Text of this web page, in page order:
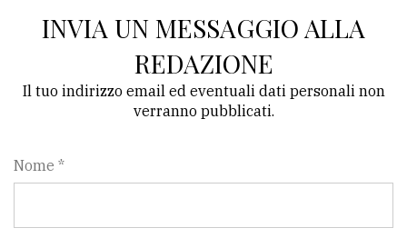
INVIA UN MESSAGGIO ALLA
REDAZIONE
Il tuo indirizzo email ed eventuali dati personali non
verranno pubblicati.
Nome *